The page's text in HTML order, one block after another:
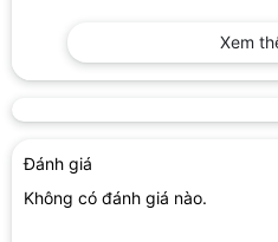
Xem
Đánh giá
Không có đánh giá nào.